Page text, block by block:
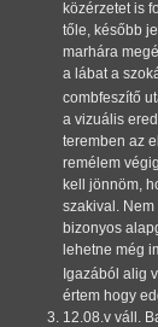
közérzetet is
tőle, később
marhára
a lábat a
combfeszítő
a vizuális
teremben az
remélem
kell jönnöm,
szakival.
bizonyos
lehetne még
Igazából alig
értem hogy
12.08.v váll.